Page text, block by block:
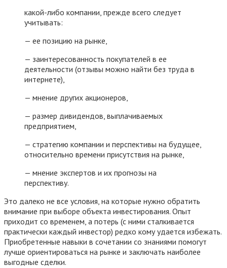
какой-либо компании, прежде всего следует
учитывать:
— ее позицию на рынке,
— заинтересованность покупателей в ее
деятельности (отзывы можно найти без труда в
интернете),
— мнение других акционеров,
— размер дивидендов, выплачиваемых
предприятием,
— стратегию компании и перспективы на будущее,
относительно времени присутствия на рынке,
— мнение экспертов и их прогнозы на
перспективу.
Это далеко не все условия, на которые нужно обратить
внимание при выборе объекта инвестирования. Опыт
приходит со временем, а потерь (с ними сталкивается
практически каждый инвестор) редко кому удается избежать.
Приобретенные навыки в сочетании со знаниями помогут
лучше ориентироваться на рынке и заключать наиболее
выгодные сделки.